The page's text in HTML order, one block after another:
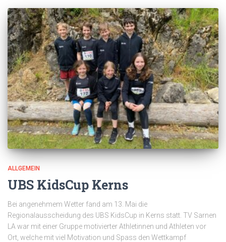
ALLGEMEIN
UBS KidsCup Kerns
Bei angenehmem Wetter fand am 13. Mai die
Regionalausscheidung des UBS KidsCup in Kerns statt. TV Sarnen
LA war mit einer Gruppe motivierter Athletinnen und Athleten vor
Ort, welche mit viel Motivation und Spass den Wettkampf